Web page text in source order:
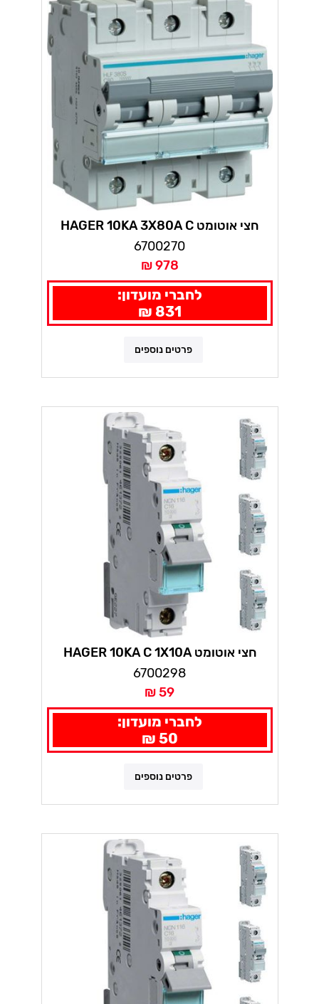
חצי אוטומט HAGER 10KA 3X80A C
6700270
978 ₪
לחברי מועדון:
831 ₪
פרטים נוספים
חצי אוטומט HAGER 10KA C 1X10A
6700298
59 ₪
לחברי מועדון:
50 ₪
פרטים נוספים